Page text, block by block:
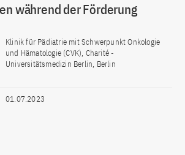
während der Förderung
Klinik für Pädiatrie mit Schwerpunkt Onkologie
und Hämatologie (CVK), Charité -
Universitätsmedizin Berlin, Berlin
01.07.2023